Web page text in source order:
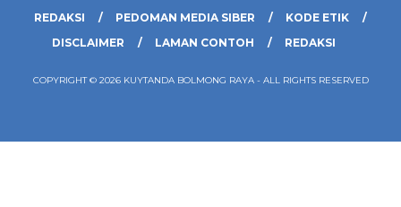
REDAKSI PEDOMAN MEDIA SIBER
KODE ETIK
DISCLAIMER
LAMAN CONTOH REDAKSI
COPYRIGHT © 2026 KUYTANDA BOLMONG RAYA - ALL RIGHTS RESERVED